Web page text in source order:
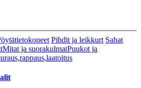
Pihdit ja leikkurt Sahat
Mitat ja suorakulmatPuukot ja